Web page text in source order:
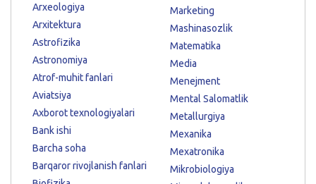
Arxeologiya
Arxitektura
Astrofizika
Astronomiya
Atrof-muhit fanlari
Aviatsiya
Axborot texnologiyalari
Bank ishi
Barcha soha
Barqaror rivojlanish fanlari
Marketing
Mashinasozlik
Matematika
Media
Menejment
Mental Salomatlik
Metallurgiya
Mexanika
Mexatronika
Mikrobiologiya